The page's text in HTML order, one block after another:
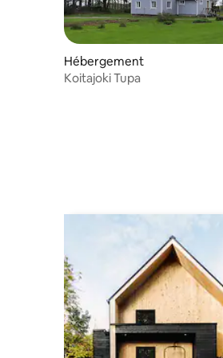
Hébergement
Koitajoki Tupa